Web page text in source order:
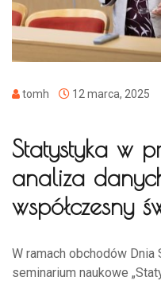
tomh 12 marca, 2025
Statystyka w
analiza
współczesny
W ramach obchodów
seminarium naukowe